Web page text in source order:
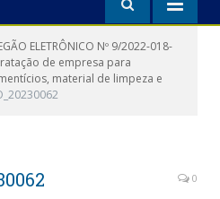
ELETRÔNICO Nº 9/2022-018-
de empresa para
material de limpeza e
0